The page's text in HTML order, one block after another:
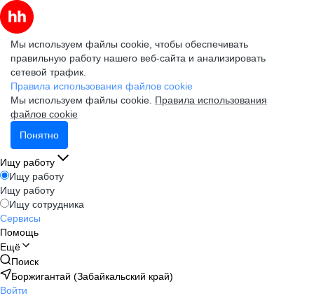
Мы используем файлы cookie, чтобы обеспечивать
правильную работу нашего веб-сайта и анализировать
сетевой трафик.
Правила использования файлов cookie
Мы используем файлы cookie. Правила использования
файлов cookie
Понятно
Ищу работу
Ищу работу
Ищу работу
Ищу сотрудника
Сервисы
Помощь
Ещё
Поиск
Боржигантай (Забайкальский край)
Войти